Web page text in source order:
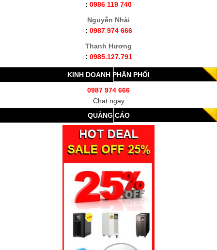
: 0986 119 740
Nguyễn Nhài
: 0987 974 666
Thanh Hương
: 0985.127.791
KINH DOANH PHÂN PHỐI
0987 974 666
Chat ngay
QUẢNG CÁO